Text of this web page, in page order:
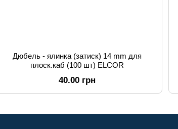
Дюбель - ялинка (затиск) 14 mm для
плоск.каб (100 шт) ELCOR
40.00 грн